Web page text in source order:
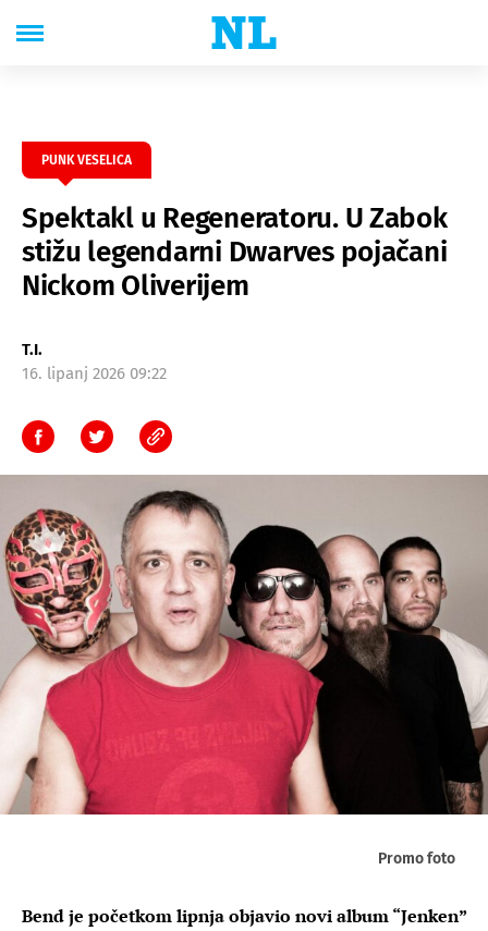
PUNK VESELICA
Spektakl u Regeneratoru. U Zabok
stižu legendarni Dwarves pojačani
Nickom Oliverijem
T.I.
16. lipanj 2026 09:22
Promo foto
Bend je početkom lipnja objavio novi album “Jenken”